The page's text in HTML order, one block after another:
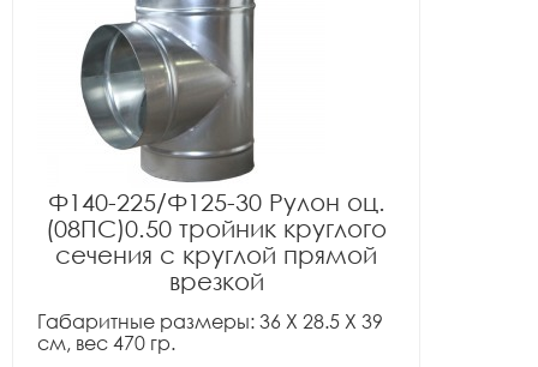
Ф140-225/Ф125-30 Рулон оц.
(08ПС)0.50 тройник круглого
сечения с круглой прямой
врезкой
Габаритные размеры: 36 X 28.5 X 39
см, вес 470 гр.